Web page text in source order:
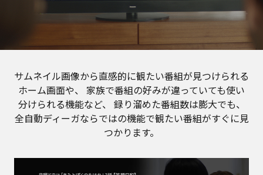
サムネイル画像から直感的に観たい番組が見つけられる
ホーム画面や、 家族で番組の好みが違っていても使い
分けられる機能など、 録り溜めた番組数は膨大でも、
全自動ディーガならではの機能で観たい番組がすぐに見
つかります。